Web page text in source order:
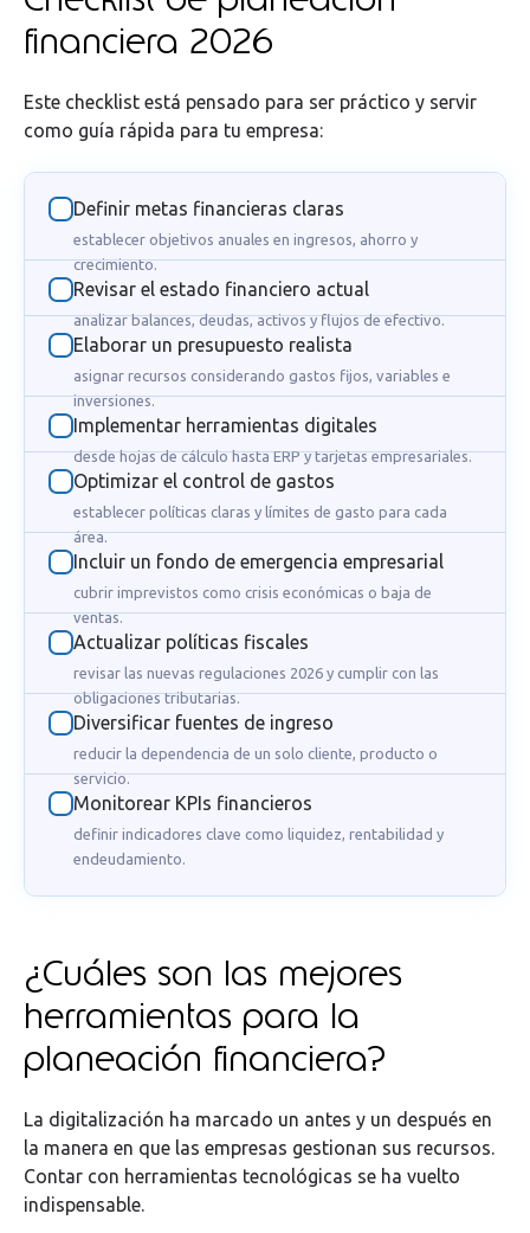
financiera 2026
Este checklist está pensado para ser práctico y servir
como guía rápida para tu empresa:
Definir metas financieras claras
establecer objetivos anuales en ingresos, ahorro y
crecimiento.
Revisar el estado financiero actual
analizar balances, deudas, activos y flujos de efectivo.
Elaborar un presupuesto realista
asignar recursos considerando gastos fijos, variables e
inversiones.
Implementar herramientas digitales
desde hojas de cálculo hasta ERP y tarjetas empresariales.
Optimizar el control de gastos
establecer políticas claras y límites de gasto para cada
área.
Incluir un fondo de emergencia empresarial
cubrir imprevistos como crisis económicas o baja de
ventas.
Actualizar políticas fiscales
revisar las nuevas regulaciones 2026 y cumplir con las
obligaciones tributarias.
Diversificar fuentes de ingreso
reducir la dependencia de un solo cliente, producto o
servicio.
Monitorear KPIs financieros
definir indicadores clave como liquidez, rentabilidad y
endeudamiento.
¿Cuáles son las mejores
herramientas para la
planeación financiera?
La digitalización ha marcado un antes y un después en
la manera en que las empresas gestionan sus recursos.
Contar con herramientas tecnológicas se ha vuelto
indispensable.